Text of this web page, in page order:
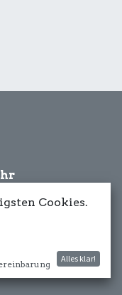
Cookies.
Alles klar!